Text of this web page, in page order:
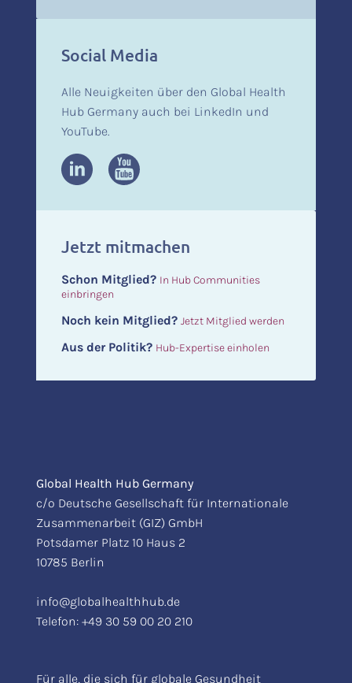
Social Media
Alle Neuigkeiten über den Global Health
Hub Germany auch bei LinkedIn und
YouTube.
Jetzt mitmachen
Schon Mitglied? In Hub Communities
einbringen
Noch kein Mitglied? Jetzt Mitglied werden
Aus der Politik? Hub-Expertise einholen
Global Health Hub Germany
c/o Deutsche Gesellschaft für Internationale
Zusammenarbeit (GIZ) GmbH
Potsdamer Platz 10 Haus 2
10785 Berlin
info@globalhealthhub.de
Telefon: +49 30 59 00 20 210
Für alle, die sich für globale Gesundheit